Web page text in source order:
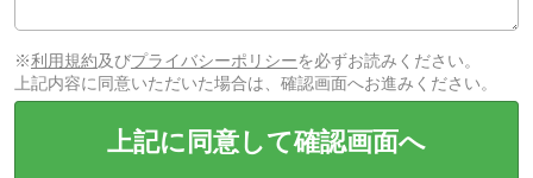
※利用規約及びプライバシーポリシーを必ずお読みください。
上記内容に同意いただいた場合は、確認画面へお進みください。
上記に同意して確認画面へ